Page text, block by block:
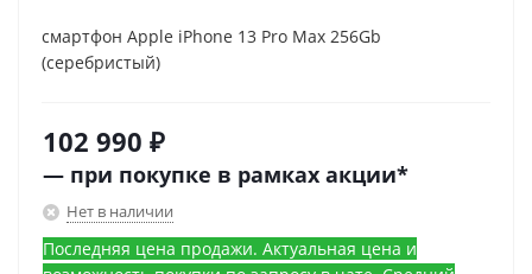
смартфон Apple iPhone 13 Pro Max 256Gb
(серебристый)
102 990 ₽
— при покупке в рамках акции*
Нет в наличии
Последняя цена продажи. Актуальная цена и